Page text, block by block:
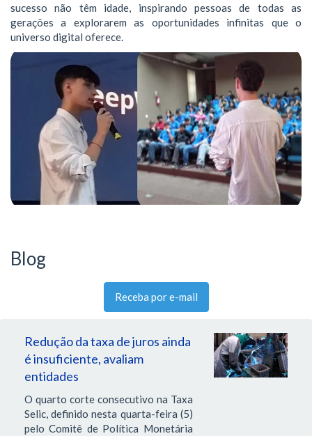
sucesso não têm idade, inspirando pessoas de todas as
gerações a explorarem as oportunidades infinitas que o
universo digital oferece.
Blog
Receba por e-mail
Redução da taxa de juros ainda
é insuficiente, avaliam
entidades
O quarto corte consecutivo na Taxa
Selic, definido nesta quarta-feira (5)
pelo Comitê de Política Monetária